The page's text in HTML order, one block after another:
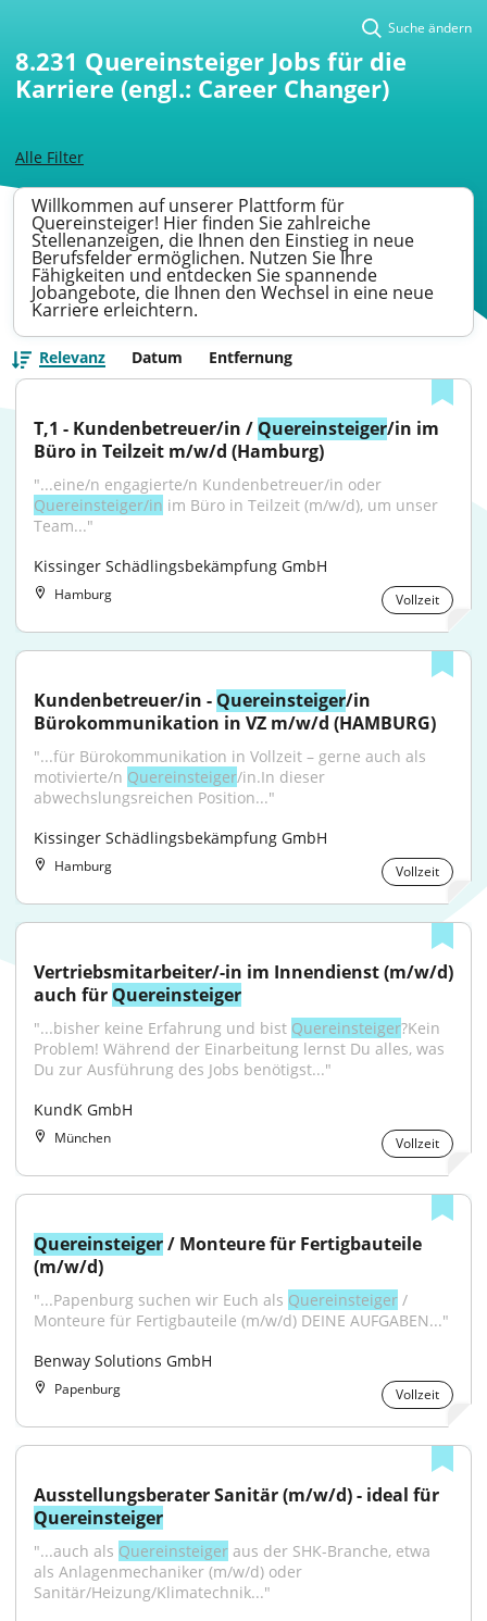
Alle Filter
Suche ändern
8.231 Quereinsteiger Jobs für die
Karriere (engl.: Career Changer)
Willkommen auf unserer Plattform für
Quereinsteiger! Hier finden Sie zahlreiche
Stellenanzeigen, die Ihnen den Einstieg in neue
Berufsfelder ermöglichen. Nutzen Sie Ihre
Fähigkeiten und entdecken Sie spannende
Jobangebote, die Ihnen den Wechsel in eine neue
Karriere erleichtern.
Relevanz Datum Entfernung
T,1 - Kundenbetreuer/in / Quereinsteiger/in im
Büro in Teilzeit m/w/d (Hamburg)
Quereinsteiger/in im Büro in Teilzeit (m/w/d), um unser
Team..."
Kissinger Schädlingsbekämpfung GmbH
Hamburg Vollzeit
Kundenbetreuer/in - Quereinsteiger/in
Bürokommunikation in VZ m/w/d (HAMBURG)
"...für Bürokommunikation in Vollzeit – gerne auch als
motivierte/n Quereinsteiger/in.In dieser
abwechslungsreichen Position..."
Kissinger Schädlingsbekämpfung GmbH
Hamburg Vollzeit
Vertriebsmitarbeiter/-in im Innendienst (m/w/d)
auch für Quereinsteiger
"...bisher keine Erfahrung und bist Quereinsteiger?Kein
Problem! Während der Einarbeitung lernst Du alles, was
Du zur Ausführung des Jobs benötigst..."
KundK GmbH
München Vollzeit
Quereinsteiger / Monteure für Fertigbauteile
(m/w/d)
"...Papenburg suchen wir Euch als Quereinsteiger /
Monteure für Fertigbauteile (m/w/d) DEINE AUFGABEN..."
Benway Solutions GmbH
Papenburg Vollzeit
Quereinsteiger
"...auch als Quereinsteiger aus der SHK-Branche, etwa
als Anlagenmechaniker (m/w/d) oder
Sanitär/Heizung/Klimatechnik..."